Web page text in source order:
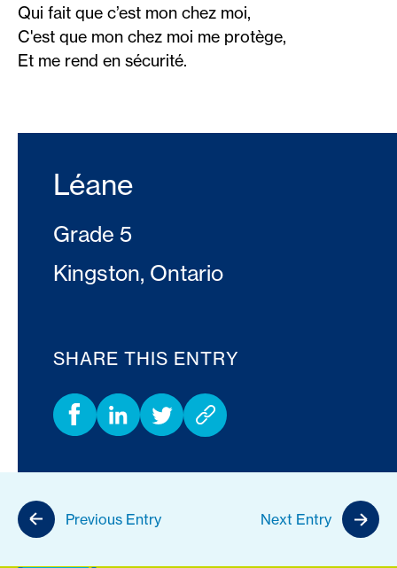
Qui fait que c’est mon chez moi,
C'est que mon chez moi me protège,
Et me rend en sécurité.
Léane
Grade 5
Kingston, Ontario
SHARE THIS ENTRY
Previous Entry Next Entry